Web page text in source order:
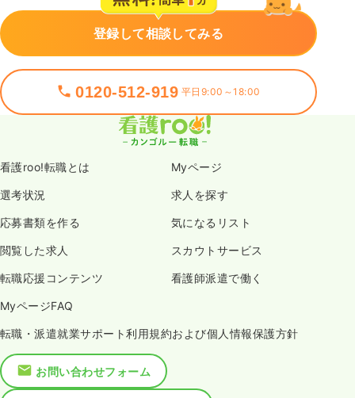
登録して相談してみる
0120-512-919 平日9:00～18:00
看護roo!転職とは Myページ
選考状況 求人を探す
応募書類を作る 気になるリスト
閲覧した求人 スカウトサービス
転職応援コンテンツ 看護師派遣で働く
MyページFAQ
転職・派遣就業サポート利用規約および個人情報保護方針
お問い合わせフォーム